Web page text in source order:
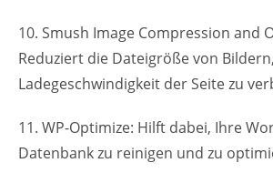
10. Smush Image Compression and
Reduziert die Dateigröße von
Ladegeschwindigkeit der Seite zu
11. WP-Optimize: Hilft dabei, Ihre
Datenbank zu reinigen und zu